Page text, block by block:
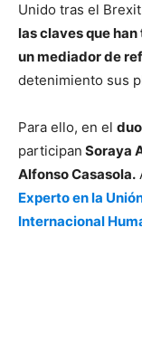
Unido tras el
las claves que
un mediador de
detenimiento sus
Para ello, en el
participan Soraya
Alfonso Casasola.
Experto en la
Internacional